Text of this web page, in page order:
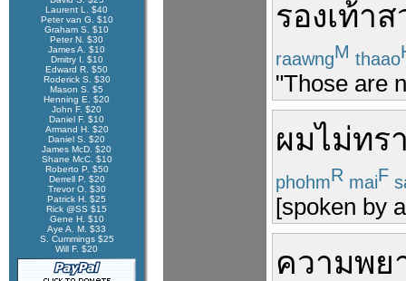
Laurent L. $40
Peter van G. $10
Graham S. $10
Peter N. $30
James A. $10
Dmitry I. $10
Edward R. $50
Roderick S. $30
Mason S. $5
Henning E. $20
John F. $20
Daniel F. $10
Armand H. $20
Daniel S. $20
James McD. $20
Shane McC. $10
Roberto P. $50
Derrell P. $20
Trevor O. $30
Patrick H. $25
Rick @SS $15
Gene H. $10
Aye A. M. $33
S. Cummings $25
Will F. $20
รองเท้าส
raawngM thaao
"Those are
ผมไม่ทร
phohmR maiF
[spoken by
ความพย